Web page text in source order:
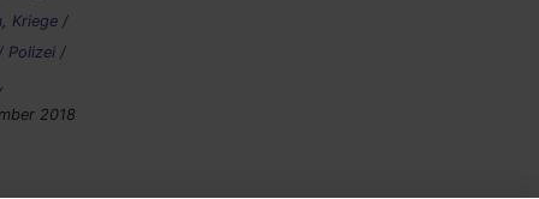
Kriege /
Polizei /
2018